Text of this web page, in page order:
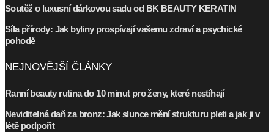
Soutěž o luxusní dárkovou sadu od BK BEAUTY KERATIN
Síla přírody: Jak byliny prospívají vašemu zdraví a psychické
pohodě
NEJNOVĚJŠÍ ČLÁNKY
Ranní beauty rutina do 10 minut pro ženy, které nestíhají
Neviditelná daň za bronz: Jak slunce mění strukturu pleti a jak ji v
létě podpořit